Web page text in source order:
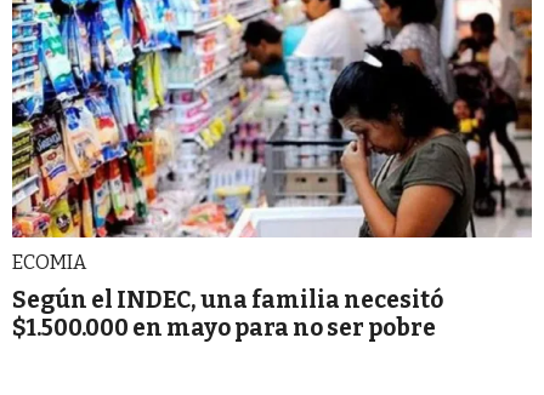
ECOMIA
Según el INDEC, una familia necesitó
$1.500.000 en mayo para no ser pobre